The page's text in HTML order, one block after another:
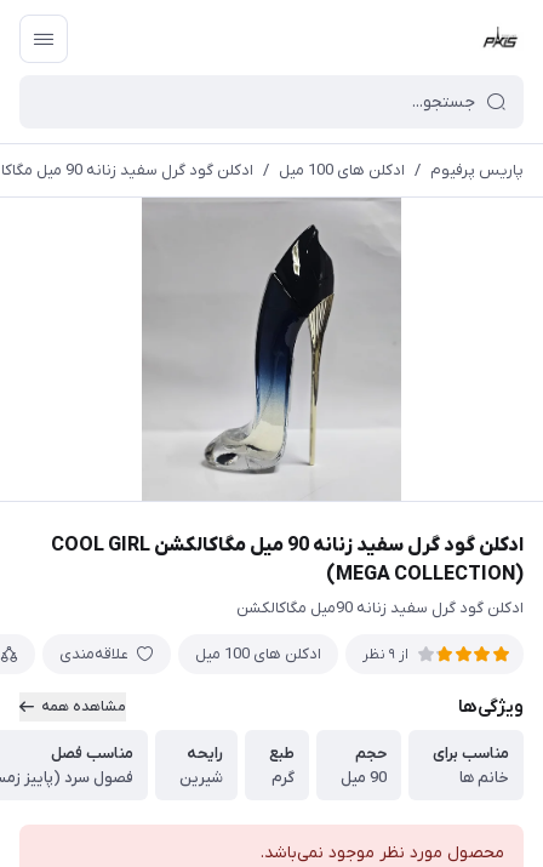
پاریس پرفیوم / ادکلن های 100 میل / ادکلن گود گرل سفید زنانه 90 میل مگاکالکشن COOL GIRL (MEGA COLLECTION)
ادکلن گود گرل سفید زنانه 90 میل مگاکالکشن COOL GIRL
(MEGA COLLECTION)
ادکلن گود گرل سفید زنانه 90میل مگاکالکشن
از 9 نظر ادکلن های 100 میل علاقه‌مندی
ویژگی‌ها مشاهده همه
مناسب برای
خانم ها
حجم
90 میل
طبع
گرم
رایحه
شیرین
مناسب فصل
فصول سرد (پاییز
محصول مورد نظر موجود نمی‌باشد.